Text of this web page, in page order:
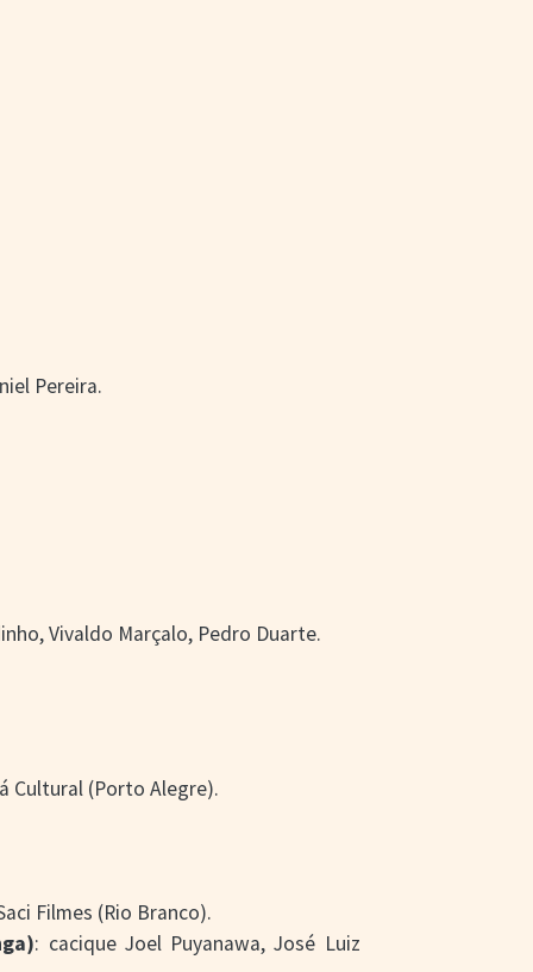
Pereira.
Vivaldo Marçalo, Pedro Duarte.
Cultural (Porto Alegre).
Filmes (Rio Branco).
: cacique Joel Puyanawa, José Luiz